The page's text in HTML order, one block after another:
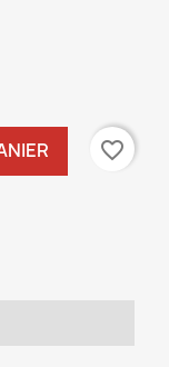
favorite_border